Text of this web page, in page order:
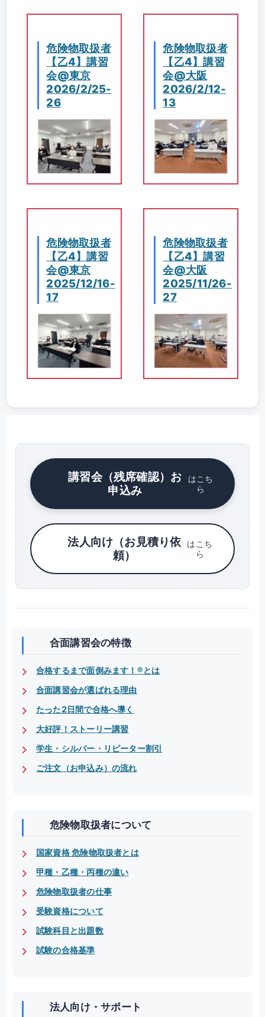
危険物取扱者
【乙4】講習
会@東京
2026/2/25-
26
危険物取扱者
【乙4】講習
会@大阪
2026/2/12-
13
危険物取扱者
【乙4】講習
会@東京
2025/12/16-
17
危険物取扱者
【乙4】講習
会@大阪
2025/11/26-
27
講習会（残席確認）お
申込み
はこち
ら
法人向け（お見積り依
頼）
はこち
ら
合面講習会の特徴
合格するまで面倒みます！®とは
合面講習会が選ばれる理由
たった2日間で合格へ導く
大好評！ストーリー講習
学生・シルバー・リピーター割引
ご注文（お申込み）の流れ
危険物取扱者について
国家資格 危険物取扱者とは
甲種・乙種・丙種の違い
危険物取扱者の仕事
受験資格について
試験科目と出題数
試験の合格基準
法人向け・サポート